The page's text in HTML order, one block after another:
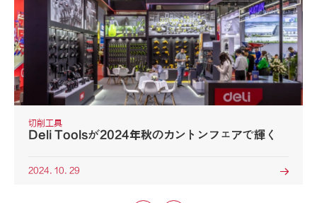
切削工具
Deli Toolsが2024年秋のカントンフェアで輝く
2024. 10. 29 